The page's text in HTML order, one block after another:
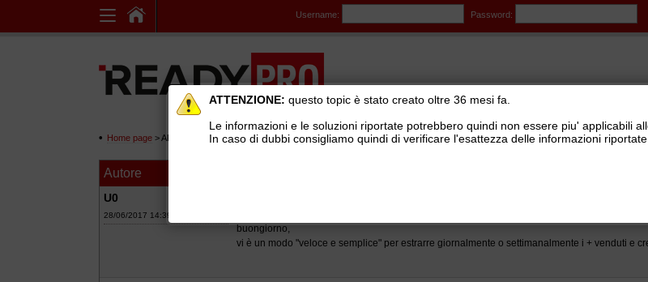
Username: Password:
Home page > AREE DI SUPPORTO TECNICO GRATUITO>Gestionale Ready Pro>Statistiche
Autore
U0
28/06/2017 14:39
buongiorno,
vi è un modo "veloce e semplice" per estrarre giornalmente o settimanalmente i + venduti e
ATTENZIONE: questo topic è stato creato oltre 36 mesi fa.
Le informazioni e le soluzioni riportate potrebbero quindi non essere piu' applicabili
In caso di dubbi consigliamo quindi di verificare l'esattezza delle informazioni